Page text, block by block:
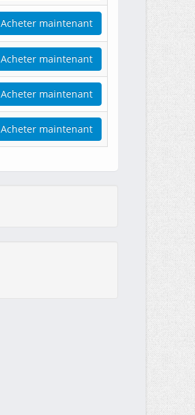
Acheter maintenant
Acheter maintenant
Acheter maintenant
Acheter maintenant